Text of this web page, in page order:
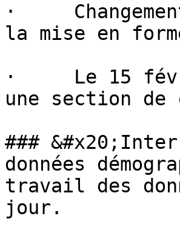
·
la mise en
·     Le 15
une section
###
données
travail des
jour.